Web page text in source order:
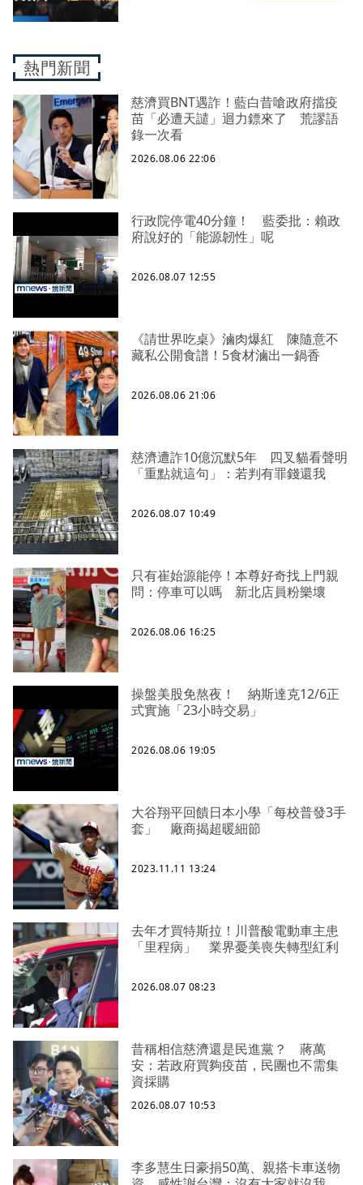
熱門新聞
慈濟買BNT遇詐！藍白昔嗆政府擋疫
苗「必遭天譴」迴力鏢來了 荒謬語
錄一次看
2026.08.06 22:06
行政院停電40分鐘！ 藍委批：賴政
府說好的「能源韌性」呢
2026.08.07 12:55
《請世界吃桌》滷肉爆紅 陳隨意不
藏私公開食譜！5食材滷出一鍋香
2026.08.06 21:06
慈濟遭詐10億沉默5年 四叉貓看聲明
「重點就這句」：若判有罪錢還我
2026.08.07 10:49
只有崔始源能停！本尊好奇找上門親
問：停車可以嗎 新北店員粉樂壞
2026.08.06 16:25
操盤美股免熬夜！ 納斯達克12/6正
式實施「23小時交易」
2026.08.06 19:05
大谷翔平回饋日本小學「每校普發3手
套」 廠商揭超暖細節
2023.11.11 13:24
去年才買特斯拉！川普酸電動車主患
「里程病」 業界憂美喪失轉型紅利
2026.08.07 08:23
昔稱相信慈濟還是民進黨？ 蔣萬
安：若政府買夠疫苗，民團也不需集
資採購
2026.08.07 10:53
李多慧生日豪捐50萬、親搭卡車送物